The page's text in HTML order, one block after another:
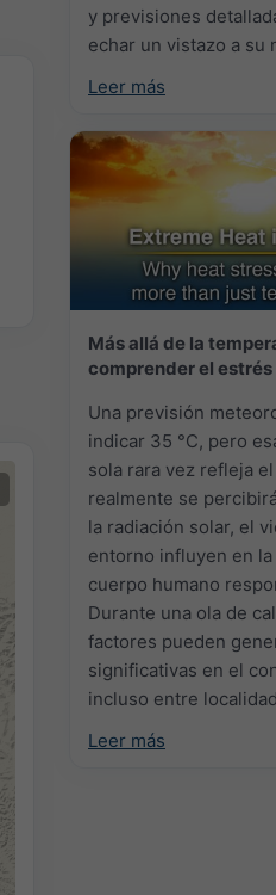
y previsiones
echar un vistazo a su
Leer más
Más allá de la
comprender el
Una previsión
indicar 35 °C, pero
sola rara vez refleja
realmente se
la radiación solar, el
entorno influyen en
cuerpo humano
Durante una ola de
factores pueden
significativas en el
incluso entre
Leer más